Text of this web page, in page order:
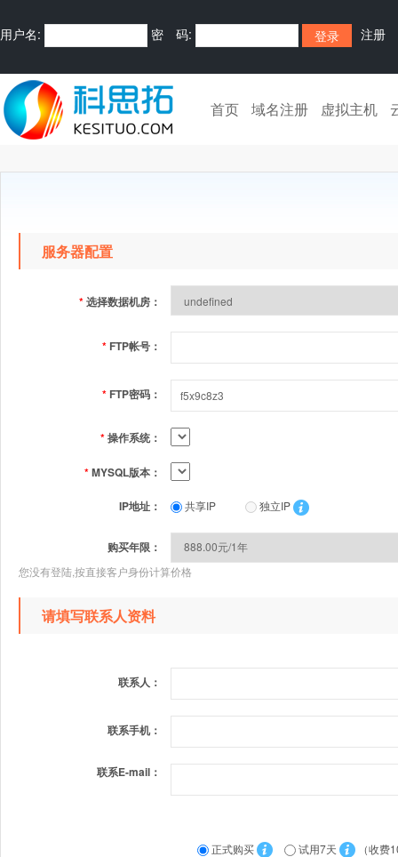
用户名: 密 码: 注册
首页 域名注册 虚拟主机
服务器配置
*选择数据机房：
* FTP帐号：
* FTP密码：
*操作系统：
*MYSQL版本：
IP地址： 共享IP 独立IP
购买年限：
您没有登陆,按直接客户身份计算价格
请填写联系人资料
联系人：
联系手机：
联系E-mail：
正式购买 试用7天
（收费